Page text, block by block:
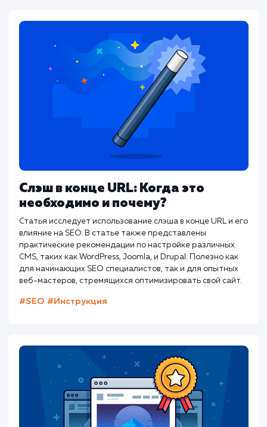
Полезные ресурсы:
Яндекс.Вебмастер
Google Search Console
Сервис проверки robots.txt